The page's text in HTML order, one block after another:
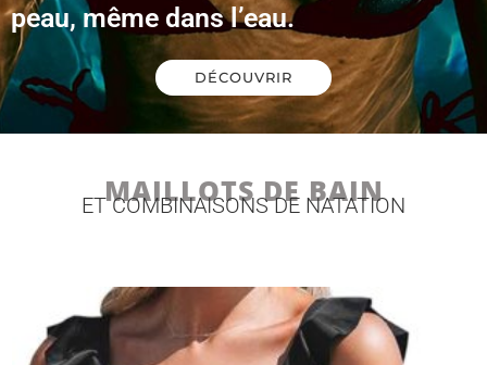
peau, même dans l’eau.
DÉCOUVRIR
MAILLOTS DE BAIN
ET COMBINAISONS DE NATATION